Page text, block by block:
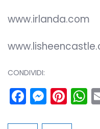
www.irlanda.com
CONDIVIDI: